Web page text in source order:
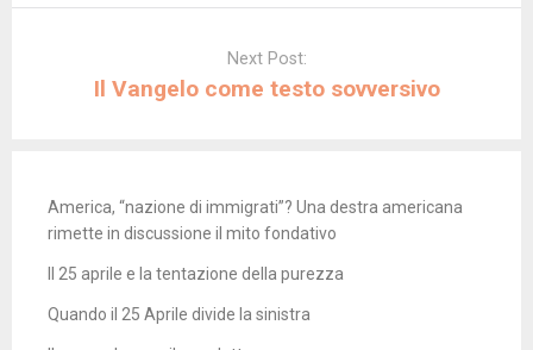
Next Post:
Il Vangelo come testo sovversivo
America, “nazione di immigrati”? Una destra americana
rimette in discussione il mito fondativo
Il 25 aprile e la tentazione della purezza
Quando il 25 Aprile divide la sinistra